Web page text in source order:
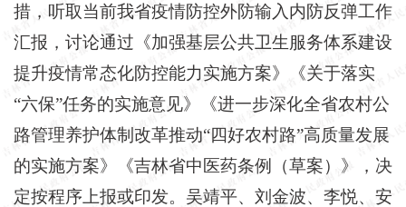
措，听取当前我省疫情防控外防输入内防反弹工作
汇报，讨论通过《加强基层公共卫生服务体系建设
提升疫情常态化防控能力实施方案》《关于落实
“六保”任务的实施意见》《进一步深化全省农村公
路管理养护体制改革推动“四好农村路”高质量发展
的实施方案》《吉林省中医药条例（草案）》，决
定按程序上报或印发。吴靖平、刘金波、李悦、安